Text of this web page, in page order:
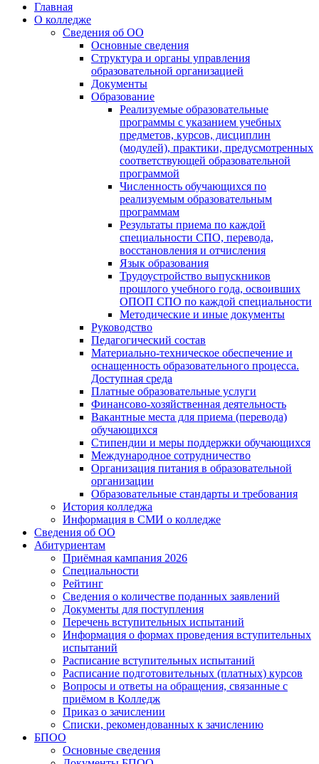
Главная
О колледже
Сведения об ОО
Основные сведения
Структура и органы управления
образовательной организацией
Документы
Образование
Реализуемые образовательные
программы с указанием учебных
предметов, курсов, дисциплин
(модулей), практики, предусмотренных
соответствующей образовательной
программой
Численность обучающихся по
реализуемым образовательным
программам
Результаты приема по каждой
специальности СПО, перевода,
восстановления и отчисления
Язык образования
Трудоустройство выпускников
прошлого учебного года, освоивших
ОПОП СПО по каждой специальности
Методические и иные документы
Руководство
Педагогический состав
Материально-техническое обеспечение и
оснащенность образовательного процесса.
Доступная среда
Платные образовательные услуги
Финансово-хозяйственная деятельность
Вакантные места для приема (перевода)
обучающихся
Стипендии и меры поддержки обучающихся
Международное сотрудничество
Организация питания в образовательной
организации
Образовательные стандарты и требования
История колледжа
Информация в СМИ о колледже
Сведения об ОО
Абитуриентам
Приёмная кампания 2026
Специальности
Рейтинг
Сведения о количестве поданных заявлений
Документы для поступления
Перечень вступительных испытаний
Информация о формах проведения вступительных
испытаний
Расписание вступительных испытаний
Расписание подготовительных (платных) курсов
Вопросы и ответы на обращения, связанные с
приёмом в Колледж
Приказ о зачислении
Списки, рекомендованных к зачислению
БПОО
Основные сведения